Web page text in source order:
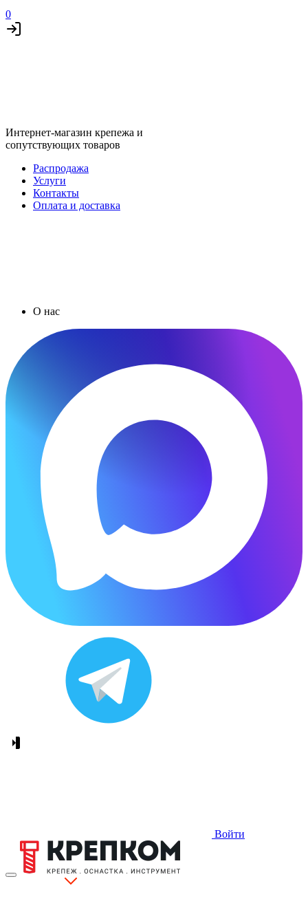
0
Интернет-магазин крепежа и
сопутствующих товаров
Распродажа
Услуги
Контакты
Оплата и доставка
О нас
Войти